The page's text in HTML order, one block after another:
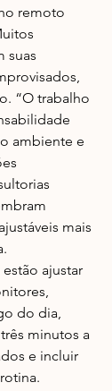
remoto
suas
“O trabalho
ambiente e
mais
ajustar
do dia,
minutos a
e incluir